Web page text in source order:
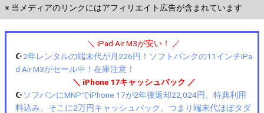
※ 当メディアのリンクにはアフィリエイト広告が含まれています
＼ iPad Air M3が安い！ ／
☪️2年レンタルの端末代が月226円！ソフトバンクの11インチiPa
d Air M3がセール中！在庫注意！
＼ iPhone 17キャッシュバック ／
☪️ ソフバンにMNPでiPhone 17が2年後返却22,024円。特典利用
料込み。そこに2万円キャッシュバック。つまり端末代ほぼタダ